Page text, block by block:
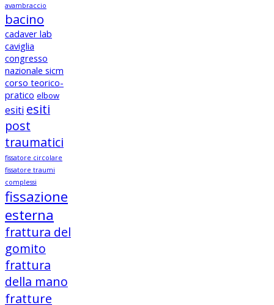
avambraccio
bacino
cadaver lab
caviglia
congresso
nazionale sicm
corso teorico-
pratico elbow
esiti esiti
post
traumatici
fissatore circolare
fissatore traumi
complessi
fissazione
esterna
frattura del
gomito
frattura
della mano
fratture